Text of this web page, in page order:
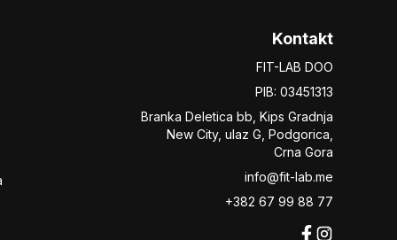
Kontakt
FIT-LAB DOO
PIB: 03451313
Branka Deletica bb, Kips Gradnja
New City, ulaz G, Podgorica,
Crna Gora
info@fit-lab.me
+382 67 99 88 77